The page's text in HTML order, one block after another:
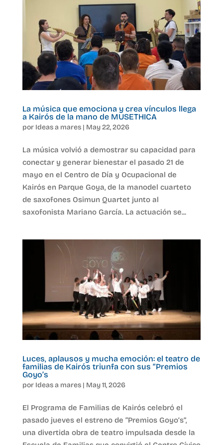
La música que emociona y crea vínculos llega
a Kairós de la mano de MUSETHICA
por Ideas a mares| May 22, 2026
La música volvió a demostrar su capacidad para
conectar y generar bienestar el pasado 21 de
mayo en el Centro de Día y Ocupacional de
Kairós en Parque Goya, de la manodel cuarteto
de saxofones Osimun Quartet junto al
saxofonista Mariano García. La actuación se...
Luces, aplausos y mucha emoción: el teatro de
familias de Kairós triunfa con sus “Premios
Goyo’s
por Ideas a mares| May 11, 2026
El Programa de Familias de Kairós celebró el
pasado jueves el estreno de “Premios Goyo’s”,
una divertida obra de teatro impulsada desde la